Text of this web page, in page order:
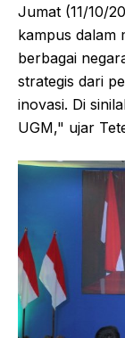
Jumat (11/10/
kampus dalam
berbagai
strategis dari
inovasi. Di
UGM," ujar